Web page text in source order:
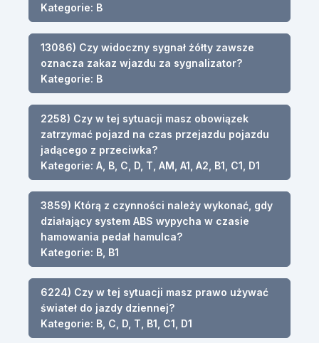
Kategorie: B
13086) Czy widoczny sygnał żółty zawsze
oznacza zakaz wjazdu za sygnalizator?
Kategorie: B
2258) Czy w tej sytuacji masz obowiązek
zatrzymać pojazd na czas przejazdu pojazdu
jadącego z przeciwka?
Kategorie: A, B, C, D, T, AM, A1, A2, B1, C1, D1
3859) Którą z czynności należy wykonać, gdy
działający system ABS wypycha w czasie
hamowania pedał hamulca?
Kategorie: B, B1
6224) Czy w tej sytuacji masz prawo używać
świateł do jazdy dziennej?
Kategorie: B, C, D, T, B1, C1, D1